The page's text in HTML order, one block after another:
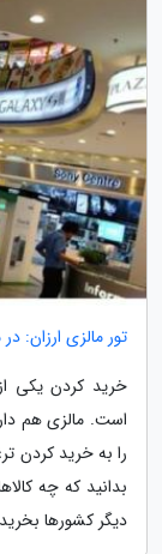
تور مالزی ارزان:
خرید کردن یکی
است. مالزی هم
را به خرید کردن
بدانید که چه
دیگر کشورها